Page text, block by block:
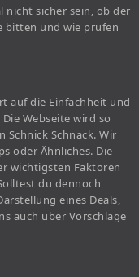
nicht sicher sein, ob der
bitten und wie prüfen
auf die Einfachheit und
Webseite wird so
Schnack. Wir
oder Ähnliches. Die
wichtigsten Faktoren
du dennoch
eines Deals,
auch über Vorschläge